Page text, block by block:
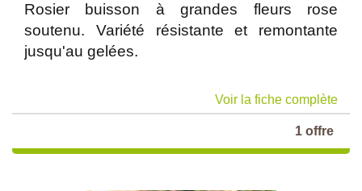
Rosier buisson à grandes fleurs rose
soutenu. Variété résistante et remontante
jusqu'au gelées.
Voir la fiche complète
1 offre